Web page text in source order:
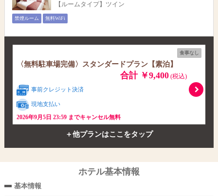
【ルームタイプ】ツイン
禁煙ルーム 無料WiFi
食事なし
〈無料駐車場完備〉スタンダードプラン【素泊】
合計 ￥9,400(税込)
事前クレジット決済
現地支払い
2026年9月5日 23:59 までキャンセル無料
＋他プランはここをタップ
ホテル基本情報
基本情報